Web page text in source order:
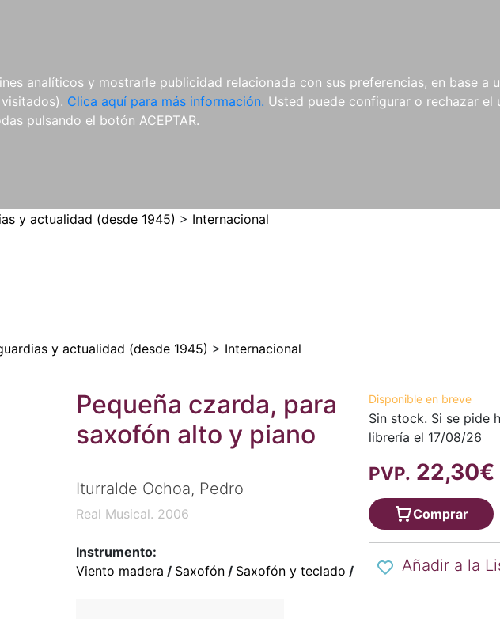
analíticos y mostrarle publicidad relacionada con sus preferencias, en base a
Clica aquí para más información. Usted puede configurar o rechazar el
pulsando el botón ACEPTAR.
REVISTAS
CDS Y
DVDS
MATERIAL
COMPLEMENTARIO
NOVEDADES
y actualidad (desde 1945) > Internacional
y actualidad (desde 1945) > Internacional
Pequeña czarda, para
saxofón alto y piano
Iturralde Ochoa, Pedro
Real Musical. 2006
Instrumento:
Viento madera / Saxofón/ Saxofón y teclado /
Disponible en breve
Sin stock. Si se pide
librería el 17/08/26
PVP. 22,30€
Comprar
Añadir a la